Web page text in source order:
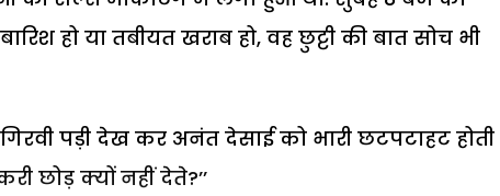
हो या तबीयत खराब हो, वह छुट्टी की बात सोच भी
पड़ी देख कर अनंत देसाई को भारी छटपटाहट होती
छोड़ क्यों नहीं देते?’’